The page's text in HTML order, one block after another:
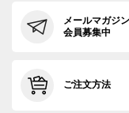
メールマガジン
会員募集中
ご注文方法